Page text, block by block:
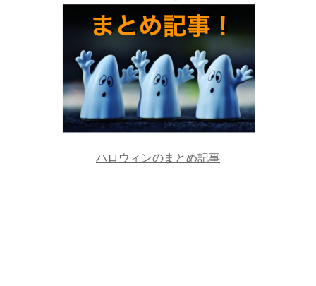
ハロウィンのまとめ記事